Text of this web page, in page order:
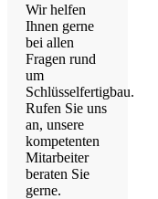
Wir helfen
Ihnen gerne
bei allen
Fragen rund
um
Schlüsselfertigbau.
Rufen Sie uns
an, unsere
kompetenten
Mitarbeiter
beraten Sie
gerne.